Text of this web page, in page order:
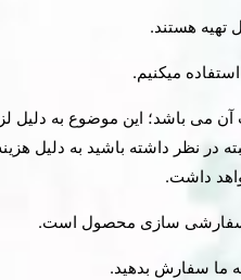
تهیه هستند.
میکنیم.
می باشد؛ این موضوع به دلیل
در نظر داشته باشید به دلیل
داشت.
سفارشی سازی محصول است.
ما سفارش بدهید.